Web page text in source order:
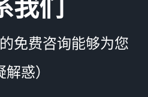
我们
免费咨询能够为您
惑）